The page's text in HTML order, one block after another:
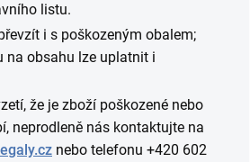
listu.
i s poškozeným obalem;
na obsahu lze uplatnit i
že je zboží poškozené nebo
neprodleně nás kontaktujte na
nebo telefonu +420 602